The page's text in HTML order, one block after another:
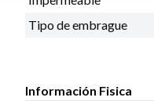
Tipo de embrague
Información Fisica